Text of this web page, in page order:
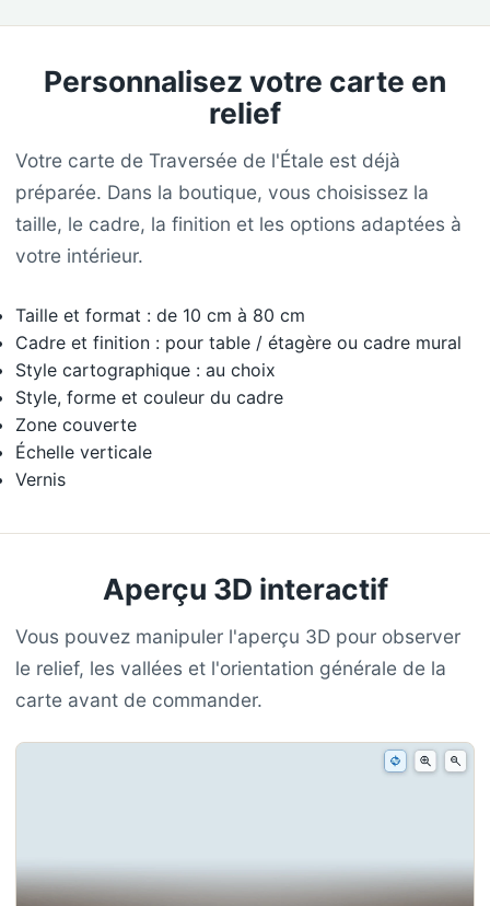
Personnalisez votre carte en
relief
Votre carte de Traversée de l'Étale est déjà
préparée. Dans la boutique, vous choisissez la
taille, le cadre, la finition et les options adaptées à
votre intérieur.
Taille et format : de 10 cm à 80 cm
Cadre et finition : pour table / étagère ou cadre mural
Style cartographique : au choix
Style, forme et couleur du cadre
Zone couverte
Échelle verticale
Vernis
Aperçu 3D interactif
Vous pouvez manipuler l'aperçu 3D pour observer
le relief, les vallées et l'orientation générale de la
carte avant de commander.